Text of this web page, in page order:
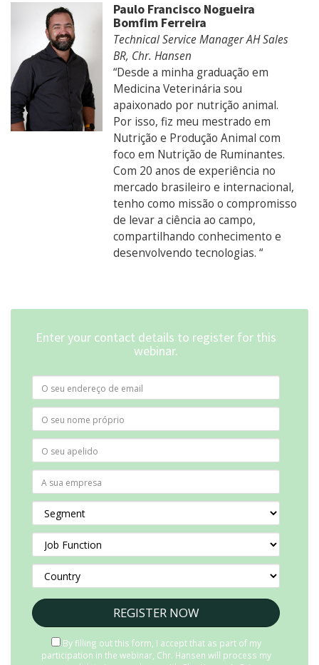
Paulo Francisco Nogueira
Bomfim Ferreira
Technical Service Manager AH Sales
BR, Chr. Hansen
“Desde a minha graduação em
Medicina Veterinária sou
apaixonado por nutrição animal.
Por isso, fiz meu mestrado em
Nutrição e Produção Animal com
foco em Nutrição de Ruminantes.
Com 20 anos de experiência no
mercado brasileiro e internacional,
tenho como missão o compromisso
de levar a ciência ao campo,
compartilhando conhecimento e
desenvolvendo tecnologias. “
Enter your contact details to register for this
webinar.
By filling out this form, I accept that as part of my
participation in the webinar, Chr. Hansen will process my